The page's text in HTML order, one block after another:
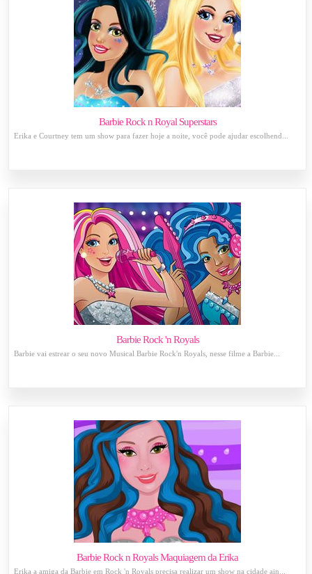
Barbie Rock n Royal Superstars
Erika e Courtney tem um show para fazer hoje a noite, você pode ajudar escolhend...
Barbie Rock 'n Royals
Barbie vai estrear o seu novo Musical Barbie Rock'n Royals, nesse filme a Barbie...
Barbie Rock n Royals Maquiagem da Erika
Erika a amiga da Barbie em Rock 'n Royals precisa realizar um show na cidade ain...